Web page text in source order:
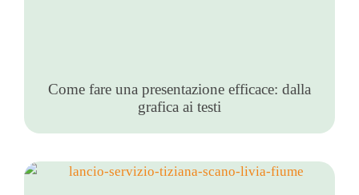
Come fare una presentazione efficace: dalla
grafica ai testi